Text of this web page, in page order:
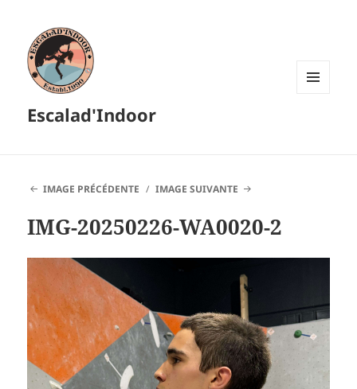
Escalad'Indoor
IMAGE PRÉCÉDENTE IMAGE SUIVANTE
IMG-20250226-WA0020-2